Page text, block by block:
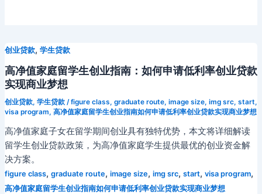
创业贷款, 学生贷款
高净值家庭留学生创业指南：如何申请低利率创业贷款
实现商业梦想
创业贷款, 学生贷款/figure class, graduate route, image size, img src, start,
visa program, 高净值家庭留学生创业指南如何申请低利率创业贷款实现商业梦想
高净值家庭子女在留学期间创业具有独特优势，本文将详细解读
留学生创业贷款政策，为高净值家庭学生提供最优的创业资金解
决方案。
figure class, graduate route, image size, img src, start, visa program,
高净值家庭留学生创业指南如何申请低利率创业贷款实现商业梦想